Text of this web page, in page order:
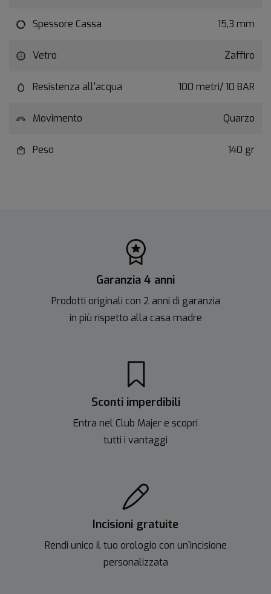
Spessore Cassa 15,3 mm
Vetro Zaffiro
Resistenza all'acqua 100 metri/ 10 BAR
Movimento Quarzo
Peso 140 gr
Garanzia 4 anni
Prodotti originali con 2 anni di garanzia
in più rispetto alla casa madre
Sconti imperdibili
Entra nel Club Majer e scopri
tutti i vantaggi
Incisioni gratuite
Rendi unico il tuo orologio con un'incisione
personalizzata